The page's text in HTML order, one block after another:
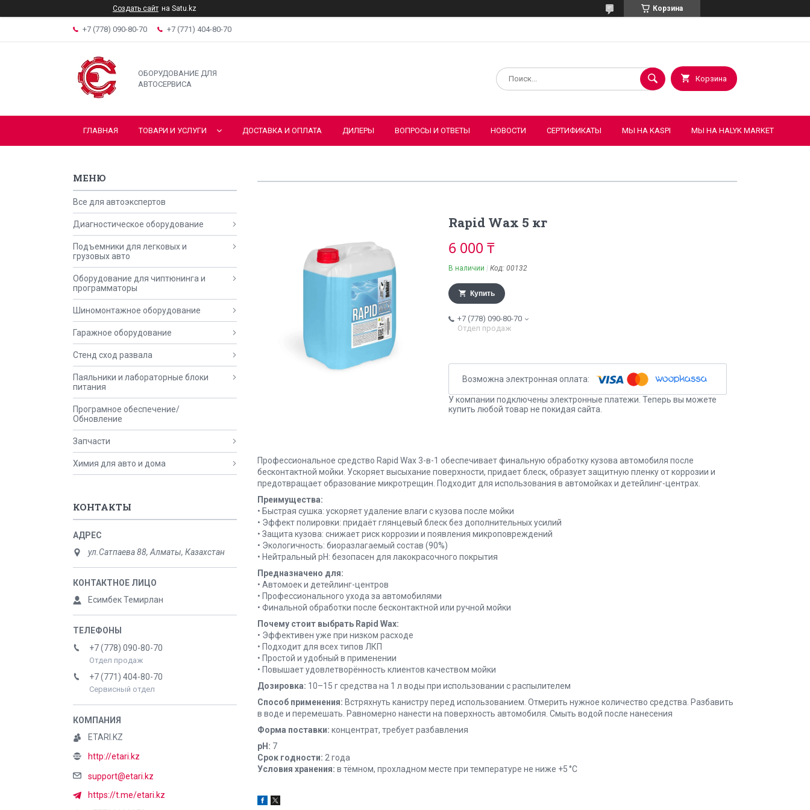
Создать сайт на Satu.kz Корзина
+7 (778) 090-80-70 +7 (771) 404-80-70
ОБОРУДОВАНИЕ ДЛЯ
АВТОСЕРВИСА
Корзина
ГЛАВНАЯ ТОВАРИ И УСЛУГИ ДОСТАВКА И ОПЛАТА ДИЛЕРЫ ВОПРОСЫ И ОТВЕТЫ НОВОСТИ СЕРТИФИКАТЫ МЫ НА KASPI МЫ НА HALYK MARKET
Rapid Wax 5 кг
6 000 ₸
В наличии Код: 00132
Купить
+7 (778) 090-80-70
Отдел продаж
У компании подключены электронные платежи. Теперь вы можете
купить любой товар не покидая сайта.
Профессиональное средство Rapid Wax 3-в-1 обеспечивает финальную обработку кузова автомобиля после
бесконтактной мойки. Ускоряет высыхание поверхности, придает блеск, образует защитную пленку от коррозии и
предотвращает образование микротрещин. Подходит для использования в автомойках и детейлинг-центрах.
Преимущества:
• Быстрая сушка: ускоряет удаление влаги с кузова после мойки
• Эффект полировки: придаёт глянцевый блеск без дополнительных усилий
• Защита кузова: снижает риск коррозии и появления микроповреждений
• Экологичность: биоразлагаемый состав (90%)
• Нейтральный pH: безопасен для лакокрасочного покрытия
Предназначено для:
• Автомоек и детейлинг-центров
• Профессионального ухода за автомобилями
• Финальной обработки после бесконтактной или ручной мойки
Почему стоит выбрать Rapid Wax:
• Эффективен уже при низком расходе
• Подходит для всех типов ЛКП
• Простой и удобный в применении
• Повышает удовлетворённость клиентов качеством мойки
Дозировка: 10–15 г средства на 1 л воды при использовании с распылителем
Способ применения: Встряхнуть канистру перед использованием. Отмерить нужное количество средства. Разбавить
в воде и перемешать. Равномерно нанести на поверхность автомобиля. Смыть водой после нанесения
Форма поставки: концентрат, требует разбавления
pH: 7
Срок годности: 2 года
Условия хранения: в тёмном, прохладном месте при температуре не ниже +5 °C
Все для автоэкспертов
Диагностическое оборудование
Подъемники для легковых и
грузовых авто
Оборудование для чиптюнинга и
программаторы
Шиномонтажное оборудование
Гаражное оборудование
Стенд сход развала
Паяльники и лабораторные блоки
питания
Програмное обеспечение/
Обновление
Запчасти
Химия для авто и дома
КОНТАКТЫ
ул.Сатпаева 88, Алматы, Казахстан
Есимбек Темирлан
+7 (778) 090-80-70
Отдел продаж
+7 (771) 404-80-70
Сервисный отдел
ETARI.KZ
http://etari.kz
support@etari.kz
https://t.me/etari.kz